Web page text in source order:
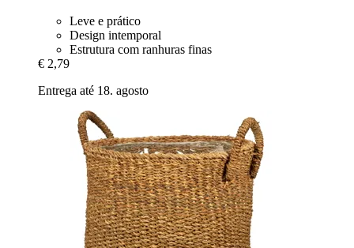
Leve e prático
Design intemporal
Estrutura com ranhuras finas
€ 2,79
Entrega até 18. agosto